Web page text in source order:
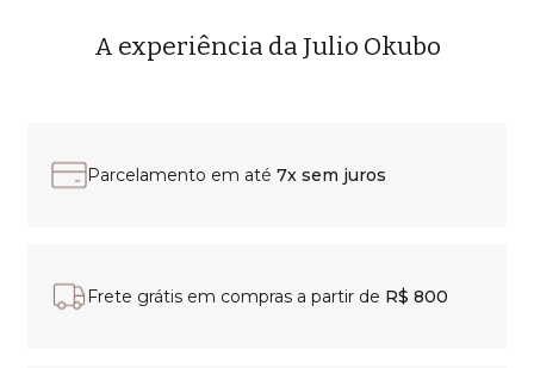
A experiência da Julio Okubo
Parcelamento em até 7x sem juros
Frete grátis em compras a partir de R$ 800